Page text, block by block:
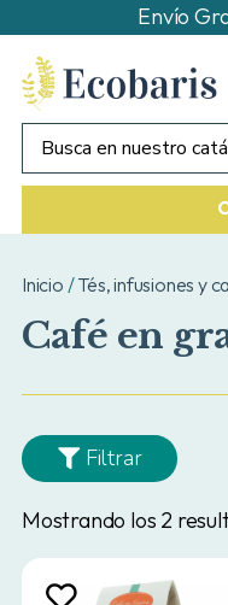
Envío
Inicio /Tés, infusiones y
Café en
Filtrar
Mostrando los 2